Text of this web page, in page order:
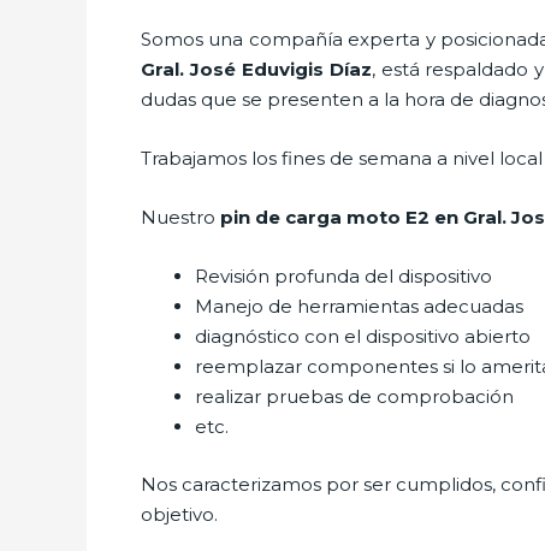
Somos una compañía experta y
Gral. José Eduvigis Díaz, está respaldado
dudas que se presenten a la hora de
Trabajamos los fines de semana a nivel
Nuestro pin de carga moto E2 en Gral.
Revisión profunda del dispositivo
Manejo de herramientas adecuadas
diagnóstico con el dispositivo abierto
reemplazar componentes si lo
realizar pruebas de comprobación
etc.
Nos caracterizamos por ser cumplidos,
objetivo.